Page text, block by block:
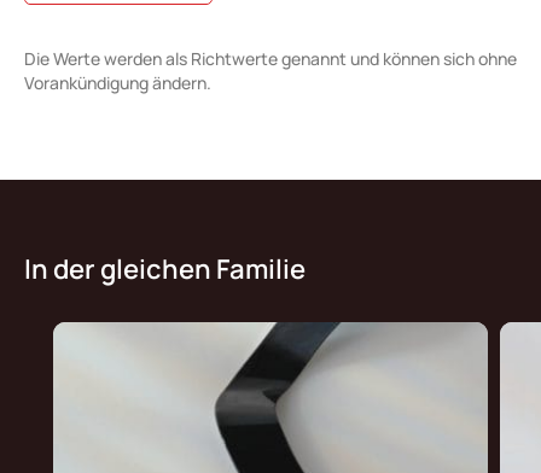
Die Werte werden als Richtwerte genannt und können sich ohne
Vorankündigung ändern.
In der gleichen Familie